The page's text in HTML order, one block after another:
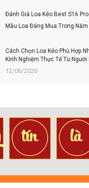
Đánh Giá Loa Kéo Best S16
Mẫu Loa Đáng Mua Trong Năm
Cách Chọn Loa Kéo Phù Hợp
Kinh Nghiệm Thực Tế Từ
12/06/2026